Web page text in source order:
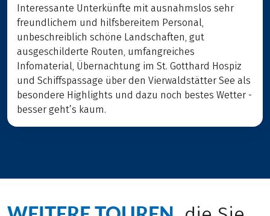
Interessante Unterkünfte mit ausnahmslos sehr
freundlichem und hilfsbereitem Personal,
unbeschreiblich schöne Landschaften, gut
ausgeschilderte Routen, umfangreiches
Infomaterial, Übernachtung im St. Gotthard Hospiz
und Schiffspassage über den Vierwaldstätter See als
besondere Highlights und dazu noch bestes Wetter -
besser geht’s kaum.